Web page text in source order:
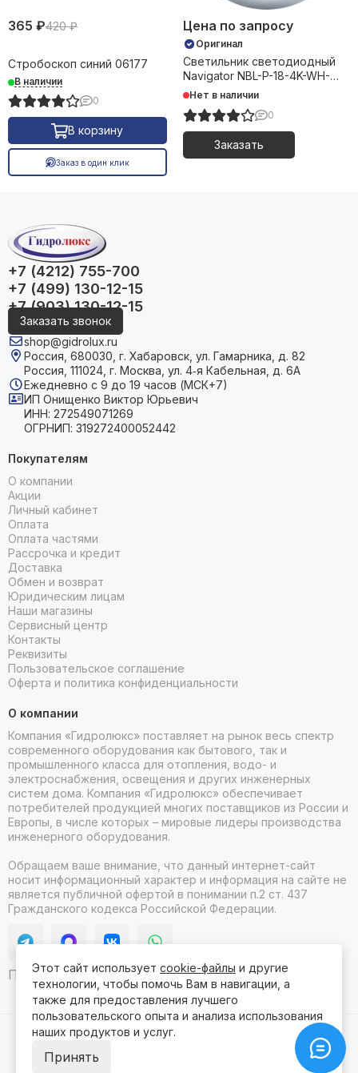
365 ₽420 ₽
Стробоскоп синий 06177
В наличии
0
В корзину
Заказ в один клик
Цена по запросу
Оригинал
Светильник светодиодный
Navigator NBL-P-18-4K-WH-
LED-A1 80823
Нет в наличии
0
Заказать
+7 (4212) 755-700
+7 (499) 130-12-15
+7 (903) 130-12-15
Заказать звонок
shop@gidrolux.ru
Россия, 680030, г. Хабаровск, ул. Гамарника, д. 82
Россия, 111024, г. Москва, ул. 4‑я Кабельная, д. 6А
Ежедневно с 9 до 19 часов (МСК+7)
ИП Онищенко Виктор Юрьевич
ИНН: 272549071269
ОГРНИП: 319272400052442
Покупателям
О компании
Акции
Личный кабинет
Оплата
Оплата частями
Рассрочка и кредит
Доставка
Обмен и возврат
Юридическим лицам
Наши магазины
Сервисный центр
Контакты
Реквизиты
Пользовательское соглашение
Оферта и политика конфиденциальности
О компании
Компания «Гидролюкс» поставляет на рынок весь спектр
современного оборудования как бытового, так и
промышленного класса для отопления, водо- и
электроснабжения, освещения и других инженерных
систем дома. Компания «Гидролюкс» обеспечивает
потребителей продукцией многих поставщиков из России и
Европы, в числе которых – мировые лидеры производства
инженерного оборудования.
Обращаем ваше внимание, что данный интернет-сайт
носит информационный характер и информация на сайте не
является публичной офертой в понимании п.2 ст. 437
Гражданского кодекса Российской Федерации.
Продвижение сайта itb
2026 © Гидролюкс.
Сделано в
Этот сайт использует cookie-файлы и другие
технологии, чтобы помочь Вам в навигации, а
также для предоставления лучшего
пользовательского опыта и анализа использования
наших продуктов и услуг.
Принять